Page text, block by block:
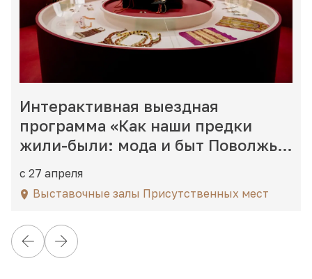
Интерактивная выездная
программа «Как наши предки
жили-были: мода и быт Поволжья
в деталях»
с 27 апреля
Выставочные залы Присутственных мест